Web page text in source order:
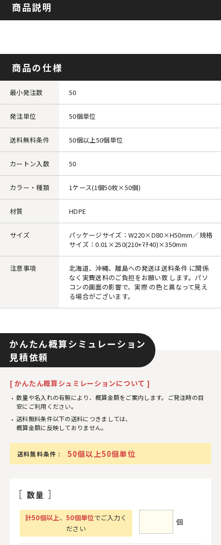
商品説明
商品の仕様
最小発注数 50
発注単位 50個単位
送料無料条件 50個以上50個単位
カートン入数 50
カラー・種類 1ケース(1個50枚×50個)
材質 HDPE
サイズ
パッケージサイズ：W220×D80×H50mm／規格
サイズ：0.01×250(210+ﾏﾁ40)×350mm
注意事項
北海道、沖縄、離島への発送は送料条件 に関係
なく実費送料のご負担をお願い致 します。パソ
コンの画面の影響で、実際 の色と異なって見え
る場合がございます。
かんたん概算シミュレーション
見積依頼
[ かんたん概算シュミレーションについて ]
数量や名入れの有無により、概算金額をご案内します。ご発注時の目
安にご利用ください。
送料無料条件以下の送料につきましては、
概算金額に反映しておりません。
送料無料条件 : 50個以上50個単位
数量
計50個以上、50個単位でご入力く
ださい
個